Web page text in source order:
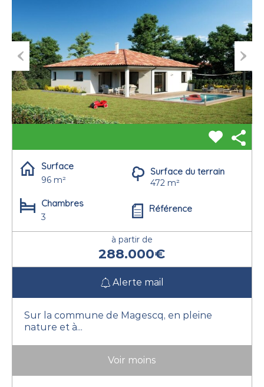
Previous Next
Surface
96 m²
Surface du terrain
472 m²
Chambres
3
Référence
à partir de
288.000€
Alerte mail
Sur la commune de Magescq, en pleine
nature et à...
Voir moins